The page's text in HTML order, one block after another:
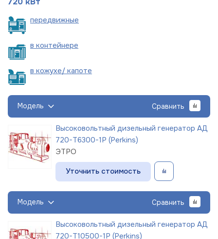
передвижные
в контейнере
в кожухе/ капоте
Модель Сравнить
Высоковольтный дизельный генератор АД
720-Т6300-1Р (Perkins)
ЭТРО
Уточнить стоимость
Модель Сравнить
Высоковольтный дизельный генератор АД
720-Т10500-1Р (Perkins)